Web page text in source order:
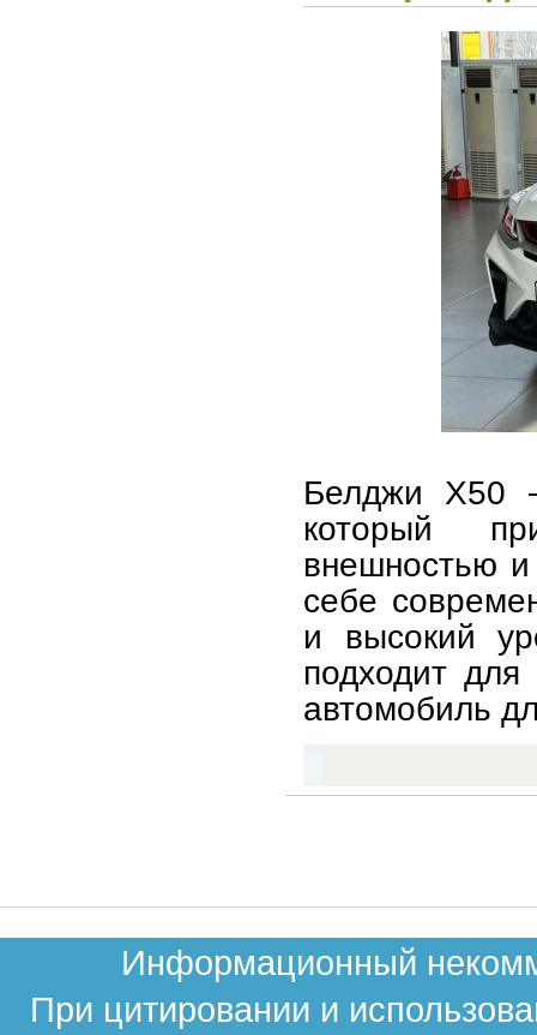
Белджи X50
который
внешностью
себе
и высокий
подходит
автомобиль
Информационный
При цитировании и